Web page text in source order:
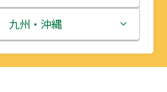
秋田県
山形県
埼玉県
千葉県
石川県
福井県
滋賀県
京都府
鳥取県
島根県
九州・沖縄
福岡県